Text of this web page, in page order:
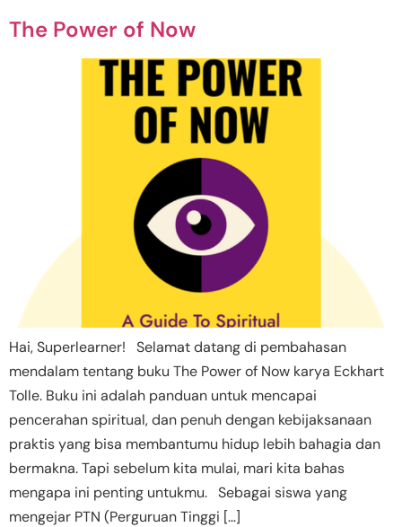
The Power of Now
Hai, Superlearner! Selamat datang di pembahasan
mendalam tentang buku The Power of Now karya Eckhart
Tolle. Buku ini adalah panduan untuk mencapai
pencerahan spiritual, dan penuh dengan kebijaksanaan
praktis yang bisa membantumu hidup lebih bahagia dan
bermakna. Tapi sebelum kita mulai, mari kita bahas
mengapa ini penting untukmu. Sebagai siswa yang
mengejar PTN (Perguruan Tinggi […]